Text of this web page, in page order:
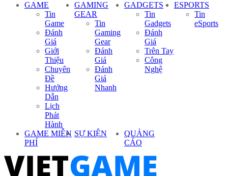
GAME
Tin
Game
Đánh
Giá
Giới
Thiệu
Chuyên
Đề
Hướng
Dẫn
Lịch
Phát
Hành
GAMING
GEAR
Tin
Gaming
Gear
Đánh
Giá
Đánh
Giá
Nhanh
GADGETS
Tin
Gadgets
Đánh
Giá
Trên Tay
Công
Nghệ
ESPORTS
Tin
eSports
GAME MIỄN
PHÍ
SỰ KIỆN
QUẢNG
CÁO